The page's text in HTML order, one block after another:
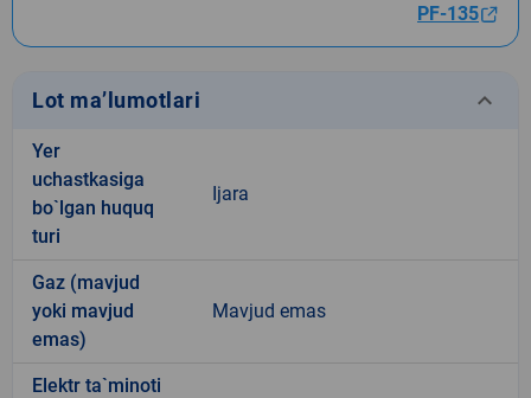
PF-135
Lot ma’lumotlari keyboard_arrow_down
Yer
uchastkasiga
bo`lgan huquq
turi
Ijara
Gaz (mavjud
yoki mavjud
emas)
Mavjud emas
Elektr ta`minoti